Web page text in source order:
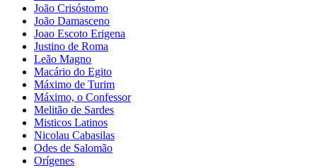
João Crisóstomo
João Damasceno
Joao Escoto Erigena
Justino de Roma
Leão Magno
Macário do Egito
Máximo de Turim
Máximo, o Confessor
Melitão de Sardes
Misticos Latinos
Nicolau Cabasilas
Odes de Salomão
Orígenes